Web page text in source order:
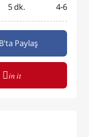
5 dk. 4-6
Paylaş
in it